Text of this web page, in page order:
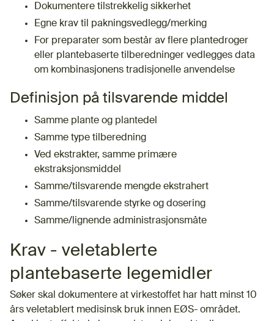
Dokumentere tilstrekkelig sikkerhet
Egne krav til pakningsvedlegg/merking
For preparater som består av flere plantedroger
eller plantebaserte tilberedninger vedlegges data
om kombinasjonens tradisjonelle anvendelse​
Definisjon på tilsvarende middel
Samme plante og plantedel
Samme type tilberedning
Ved ekstrakter, samme primære
ekstraksjonsmiddel
Samme/tilsvarende mengde ekstrahert
Samme/tilsvarende styrke og dosering
Samme/lignende administrasjonsmåte
Krav - veletablerte
plantebaserte legemidler
Søker skal dokumentere at virkestoffet har hatt minst 10
års veletablert medisinsk bruk innen EØS- området.